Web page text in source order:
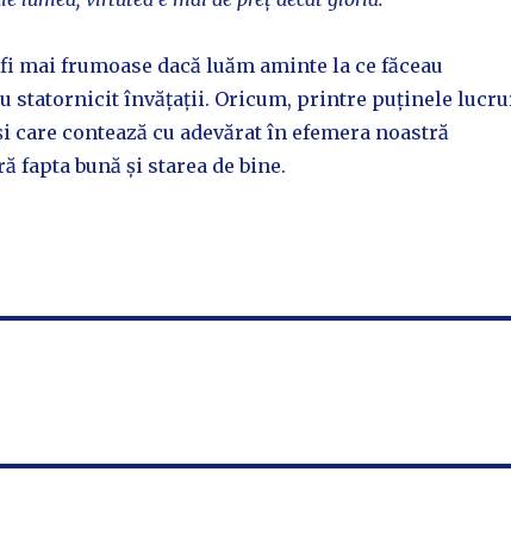
mai frumoase dacă luăm aminte la ce făceau
statornicit învățații. Oricum, printre puținele
care contează cu adevărat în efemera noastră
fapta bună și starea de bine.